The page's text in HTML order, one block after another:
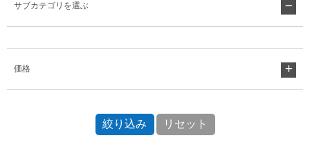
サブカテゴリを選ぶ
価格